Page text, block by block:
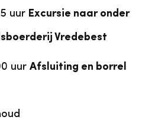
uur Excursie naar onder
Vredebest
uur Afsluiting en borrel